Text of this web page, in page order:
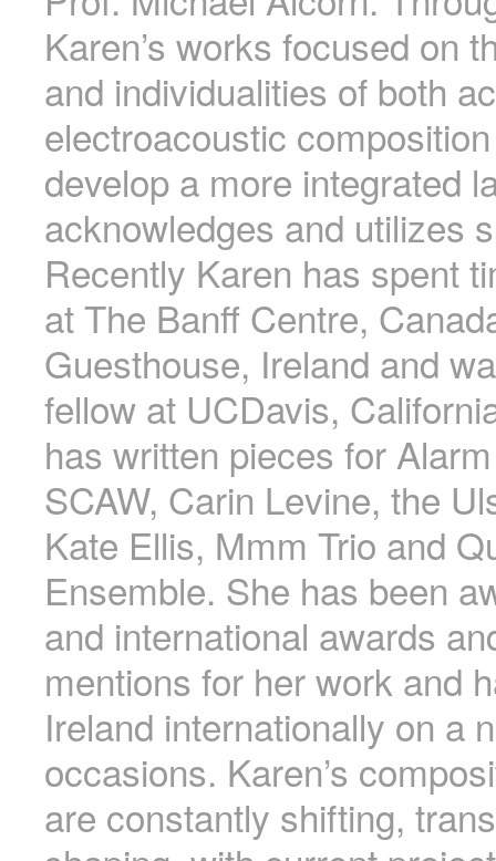
Karen’s works focused on
and individualities of both
electroacoustic
develop a more integrated
acknowledges and utilizes
Recently Karen has spent
at The Banff Centre,
Guesthouse, Ireland and
fellow at UCDavis,
has written pieces for
SCAW, Carin Levine, the
Kate Ellis, Mmm Trio and
Ensemble. She has been
and international awards
mentions for her work and
Ireland internationally on a
occasions. Karen’s
are constantly shifting,